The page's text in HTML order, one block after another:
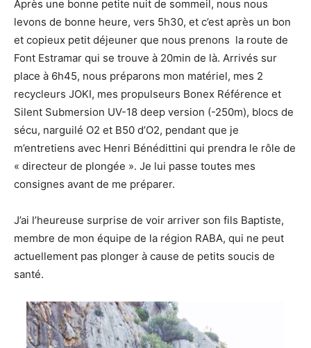
Après une bonne petite nuit de sommeil, nous nous
levons de bonne heure, vers 5h30, et c’est après un bon
et copieux petit déjeuner que nous prenons la route de
Font Estramar qui se trouve à 20min de là. Arrivés sur
place à 6h45, nous préparons mon matériel, mes 2
recycleurs JOKI, mes propulseurs Bonex Référence et
Silent Submersion UV-18 deep version (-250m), blocs de
sécu, narguilé O2 et B50 d’O2, pendant que je
m’entretiens avec Henri Bénédittini qui prendra le rôle de
« directeur de plongée ». Je lui passe toutes mes
consignes avant de me préparer.
J’ai l’heureuse surprise de voir arriver son fils Baptiste,
membre de mon équipe de la région RABA, qui ne peut
actuellement pas plonger à cause de petits soucis de
santé.